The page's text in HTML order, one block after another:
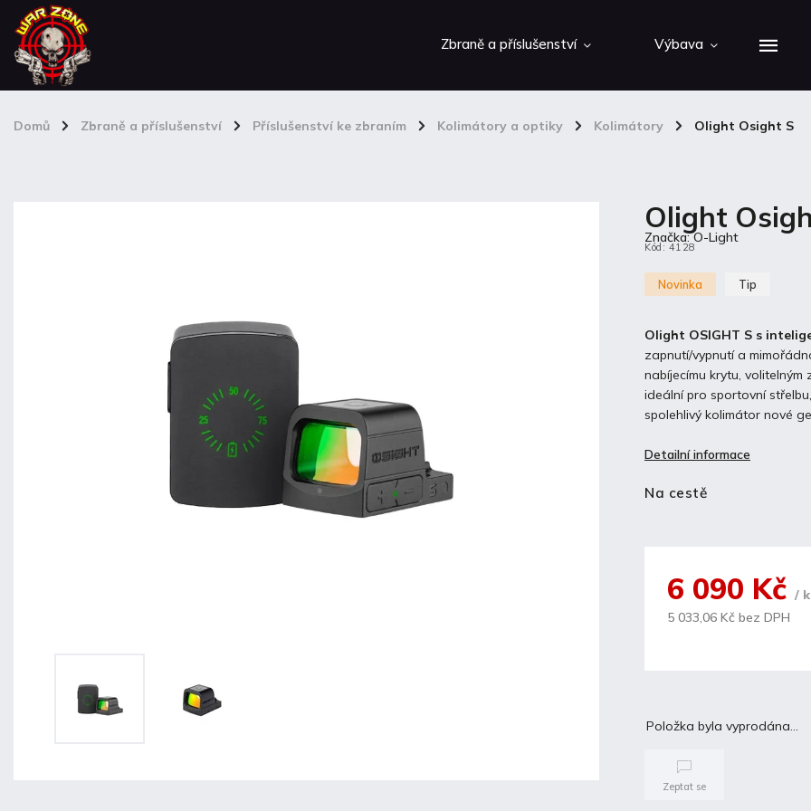
Zbraně a příslušenství Výbava
Domů / Zbraně a příslušenství / Příslušenství ke zbraním / Kolimátory a optiky / Kolimátory / Olight Osight S
Olight
Kód: 4128
Novinka Tip
Olight OSIGHT S s
zapnutí/vypnutí a
nabíjecímu krytu, volitelným
ideální pro sportovní
spolehlivý kolimátor nové
Detailní informace
Značka:O-Light
Na cestě
6 090 Kč/
5 033,06 Kč bez DPH
Položka byla vyprodána…
Zeptat se